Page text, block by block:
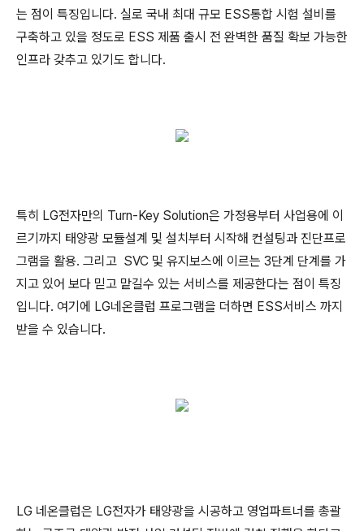
는 점이 특징입니다. 실로 국내 최대 규모 ESS통합 시험 설비를
구축하고 있을 정도로 ESS 제품 출시 전 완벽한 품질 확보 가능한
인프라 갖추고 있기도 합니다.
특히 LG전자만의 Turn-Key Solution은 가정용부터 사업용에 이
르기까지 태양광 모듈설계 및 설치부터 시작해 컨설팅과 진단프로
그램을 활용. 그리고 SVC 및 유지보스에 이르는 3단계 단계를 가
지고 있어 보다 믿고 맡길수 있는 서비스를 제공한다는 점이 특징
입니다. 여기에 LG네온클럽 프로그램을 더하면 ESS서비스 까지
받을 수 있습니다.
LG 네온클럽은 LG전자가 태양광을 시공하고 영업파트너를 총괄